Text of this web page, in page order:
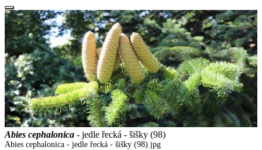
Abies cephalonica - jedle řecká - šišky (98)
Abies cephalonica - jedle řecká - šišky (98).jpg